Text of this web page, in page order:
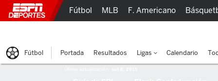
Fútbol MLB F. Americano
Fútbol Portada Resultados Ligas Calendario